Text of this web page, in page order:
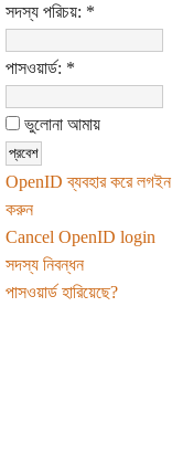
সদস্য পরিচয়: *
পাসওয়ার্ড: *
ভুলোনা আমায়
OpenID ব্যবহার করে লগইন
করুন
Cancel OpenID login
সদস্য নিবন্ধন
পাসওয়ার্ড হারিয়েছে?